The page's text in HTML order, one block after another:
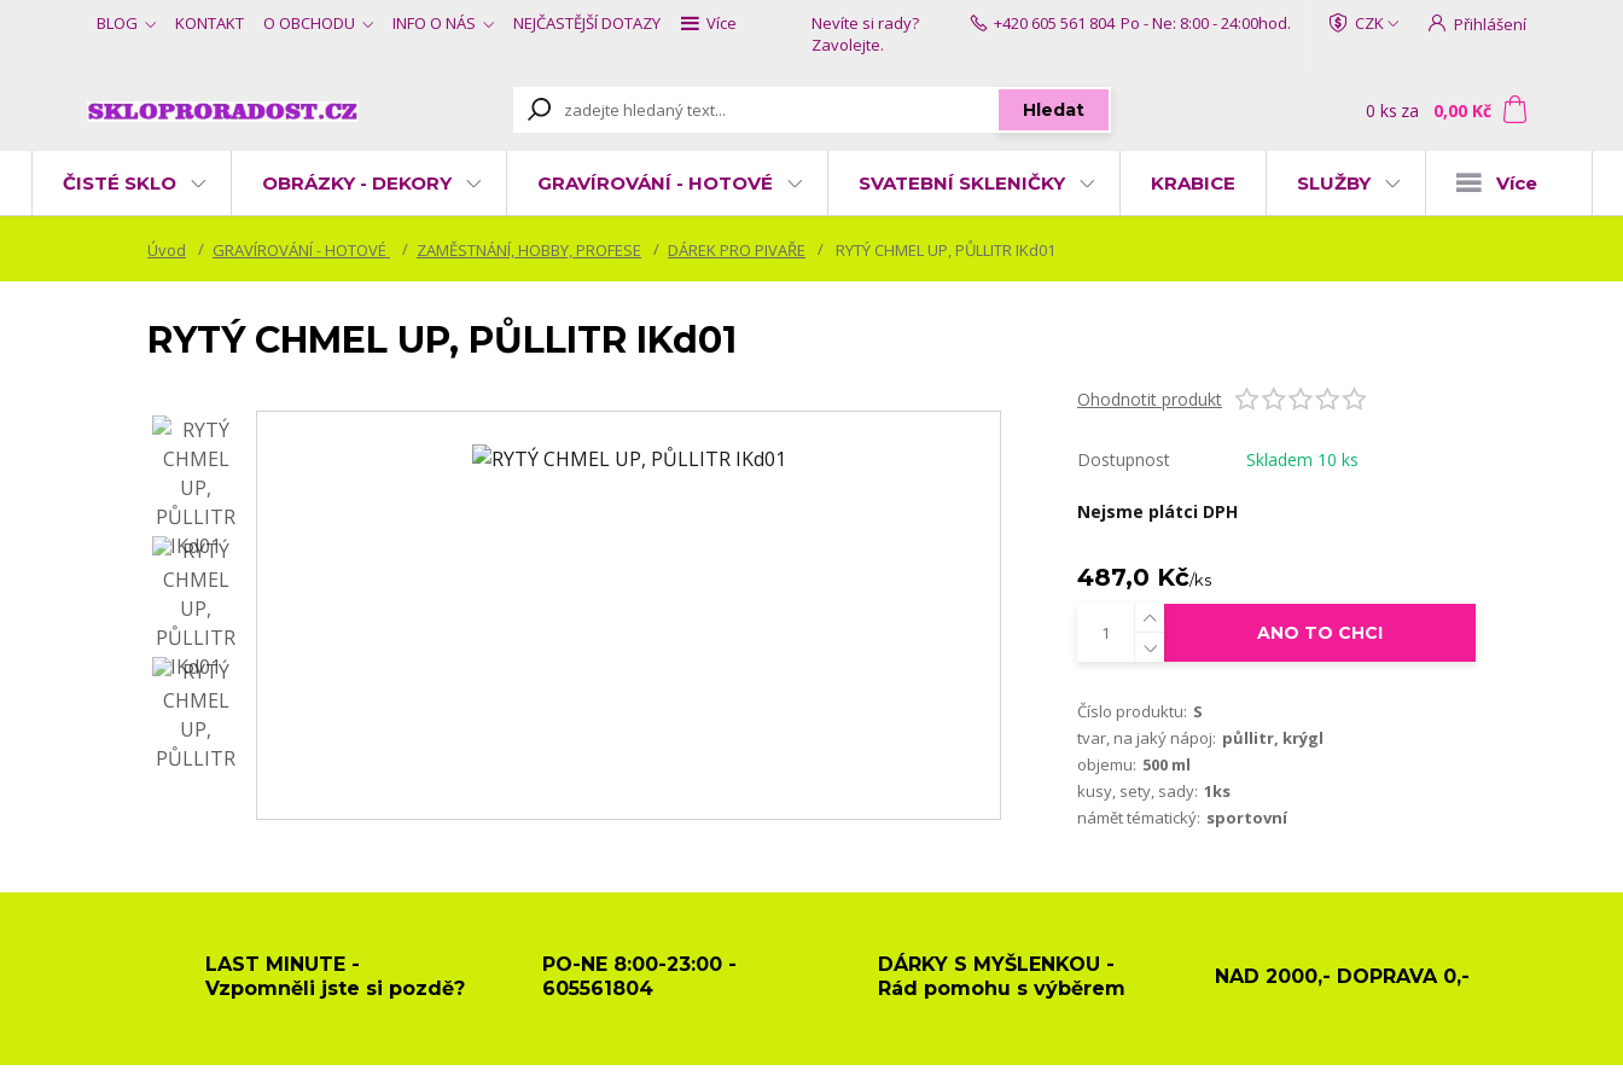
BLOG KONTAKT O OBCHODU INFO O NÁS NEJČASTĚJŠÍ DOTAZY Více CZK Přihlášení
Hledat
Nevíte si rady?
Zavolejte.
+420 605 561 804 Po - Ne: 8:00 - 24:00hod.
0 ks za 0,00 Kč
ČISTÉ SKLO OBRÁZKY - DEKORY GRAVÍROVÁNÍ - HOTOVÉ SVATEBNÍ SKLENIČKY KRABICE SLUŽBY Více
Úvod GRAVÍROVÁNÍ - HOTOVÉ ZAMĚSTNÁNÍ, HOBBY, PROFESE DÁREK PRO PIVAŘE RYTÝ CHMEL UP, PŮLLITR IKd01
RYTÝ CHMEL UP, PŮLLITR IKd01
Ohodnotit produkt
Dostupnost Skladem 10 ks
Nejsme plátci DPH
487,0 Kč/ks
ANO TO CHCI
Číslo produktu: S
tvar, na jaký nápoj: půllitr, krýgl
objemu: 500 ml
kusy, sety, sady: 1ks
námět tématický: sportovní
LAST MINUTE -
Vzpomněli jste si pozdě?
PO-NE 8:00-23:00 -
605561804
DÁRKY S MYŠLENKOU -
Rád pomohu s výběrem
NAD 2000,- DOPRAVA 0,-